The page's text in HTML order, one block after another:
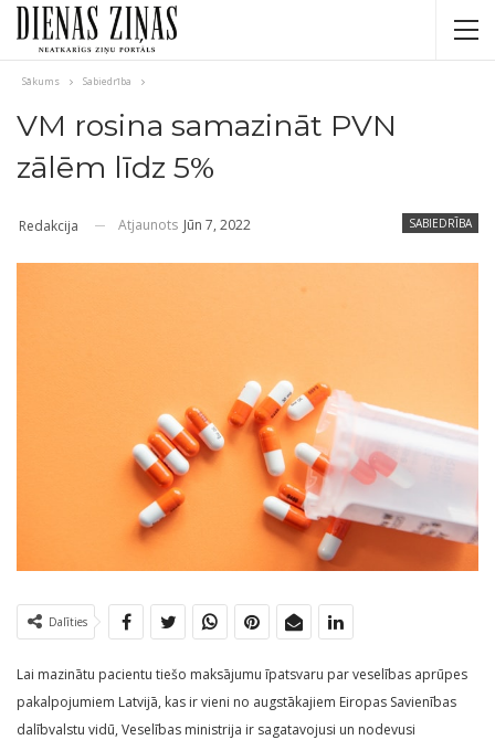
Sākums Sabiedrība
VM rosina samazināt PVN
zālēm līdz 5%
SABIEDRĪBA
Redakcija Atjaunots Jūn 7, 2022
Dalīties
Lai mazinātu pacientu tiešo maksājumu īpatsvaru par veselības aprūpes
pakalpojumiem Latvijā, kas ir vieni no augstākajiem Eiropas Savienības
dalībvalstu vidū, Veselības ministrija ir sagatavojusi un nodevusi